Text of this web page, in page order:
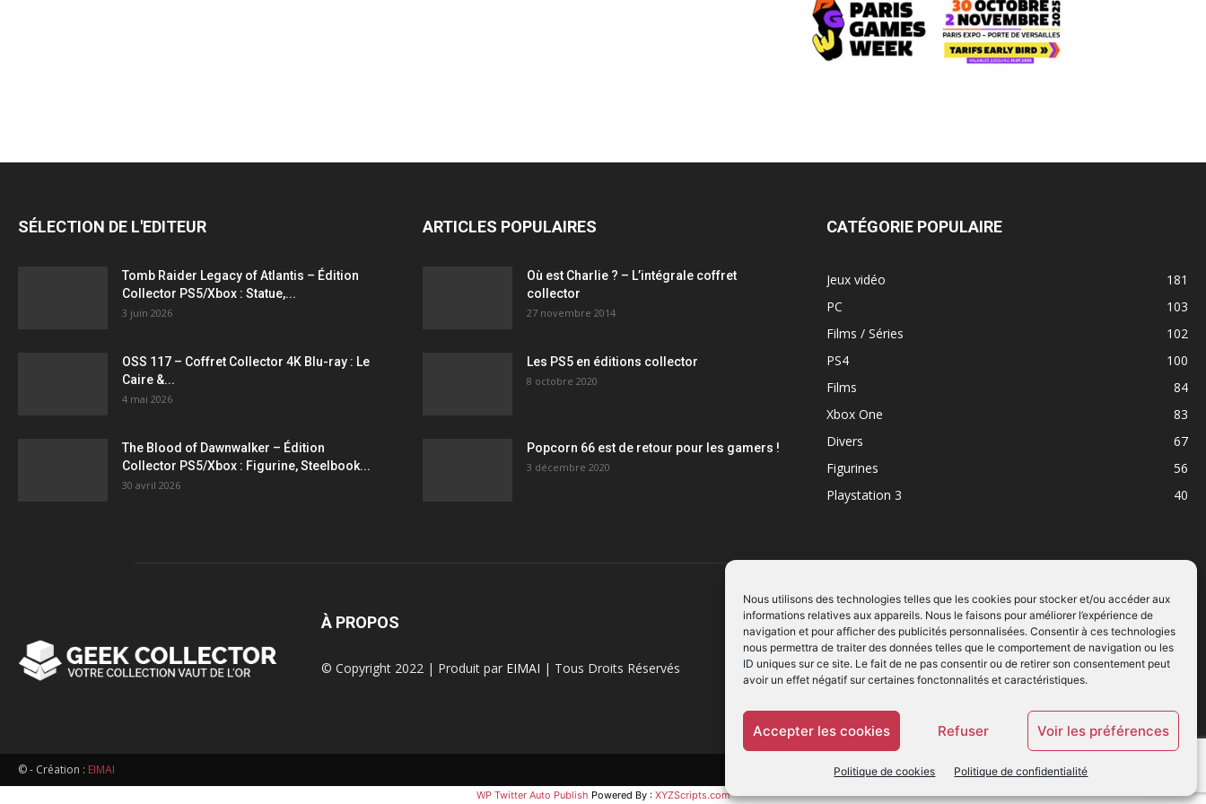
Nous utilisons des technologies telles que les cookies pour stocker et/ou accéder aux
informations relatives aux appareils. Nous le faisons pour améliorer l’expérience de
navigation et pour afficher des publicités personnalisées. Consentir à ces technologies
nous permettra de traiter des données telles que le comportement de navigation ou les
ID uniques sur ce site. Le fait de ne pas consentir ou de retirer son consentement peut
avoir un effet négatif sur certaines fonctonnalités et caractéristiques.
Accepter les cookies Refuser Voir les préférences
Politique de cookies Politique de confidentialité
statuettes
SÉLECTION DE L'EDITEUR
Tomb Raider Legacy of Atlantis – Édition
Collector PS5/Xbox : Statue,...
3 juin 2026
OSS 117 – Coffret Collector 4K Blu-ray : Le
Caire &...
4 mai 2026
The Blood of Dawnwalker – Édition
Collector PS5/Xbox : Figurine, Steelbook...
30 avril 2026
ARTICLES POPULAIRES
Où est Charlie ? – L’intégrale coffret
collector
27 novembre 2014
Les PS5 en éditions collector
8 octobre 2020
Popcorn 66 est de retour pour les gamers !
3 décembre 2020
CATÉGORIE POPULAIRE
Jeux vidéo
181
PC
103
Films / Séries
102
PS4
100
Films
84
Xbox One
83
Divers
67
Figurines
56
Playstation 3
40
À PROPOS
© Copyright 2022 | Produit par EIMAI | Tous Droits Réservés
SUIVEZ NOUS
© - Création : EIMAI
WP Twitter Auto Publish Powered By : XYZScripts.com